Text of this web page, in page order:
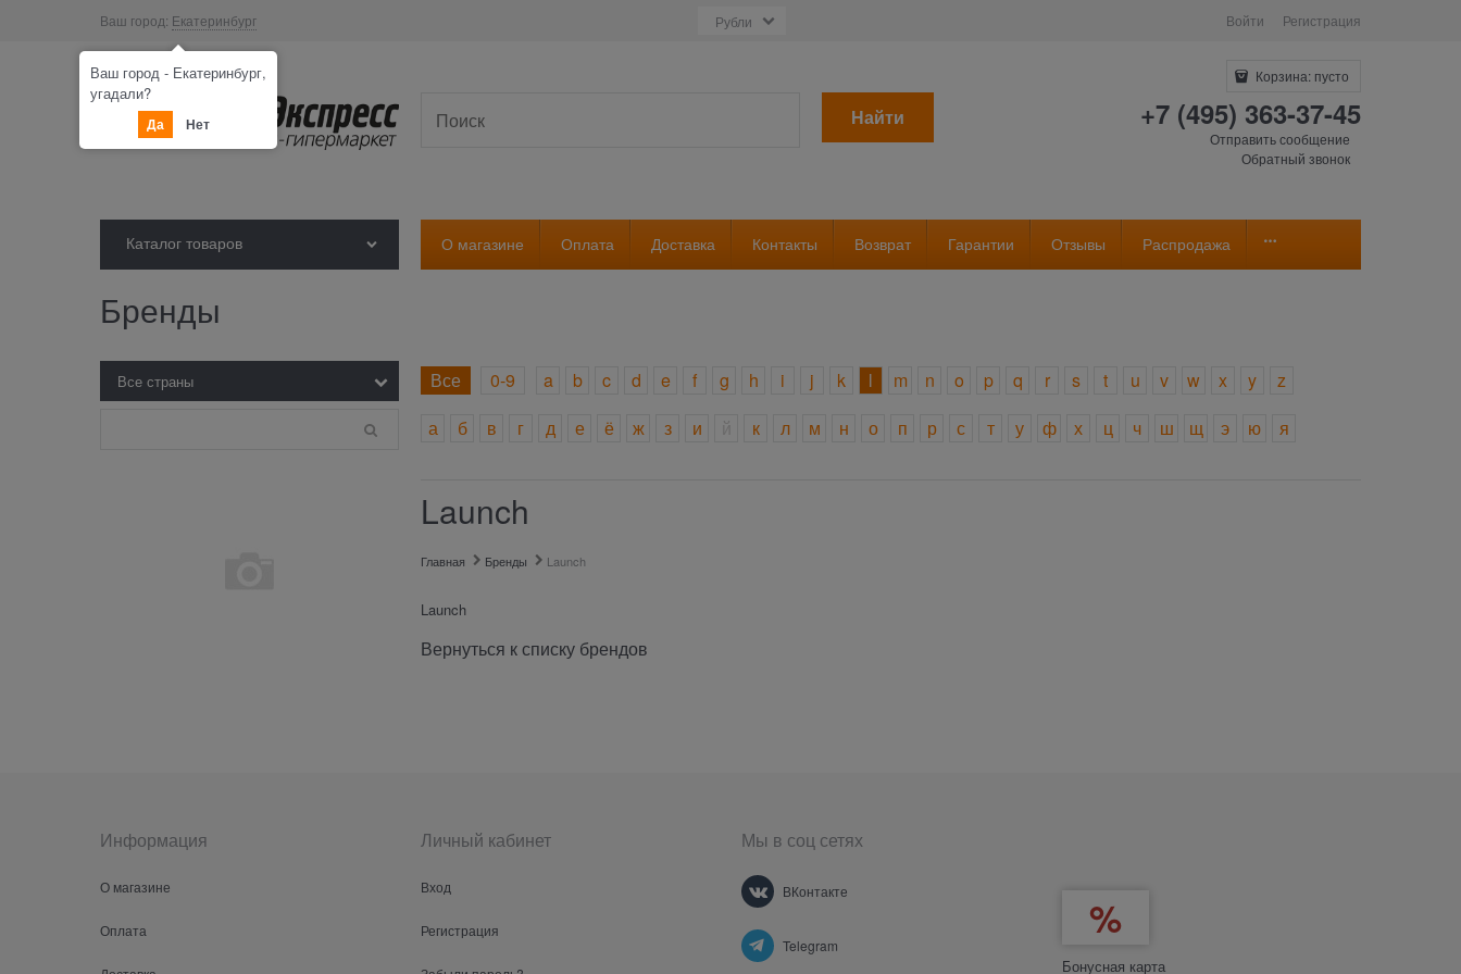
Ваш город: Екатеринбург Войти Регистрация
Найти
Корзина: пусто
+7 (495) 363-37-45
Отправить сообщение
Обратный звонок
Каталог товаров О магазине Оплата Доставка Контакты Возврат Гарантии Отзывы Распродажа
Бренды
Все 0-9 a b c d e f g h i j k l m n o p q r s t u v w x y
z
а
б в г д е ё ж з и к л м н о п р с т у ф х ц ч ш щ э ю я
Launch
Главная Бренды Launch
Launch
Вернуться к списку брендов
Информация
О магазине
Оплата
Личный кабинет
Вход
Регистрация
Мы в соц сетях
ВКонтакте
Telegram
Бонусная карта
Ваш город - Екатеринбург,
угадали?
Да Нет